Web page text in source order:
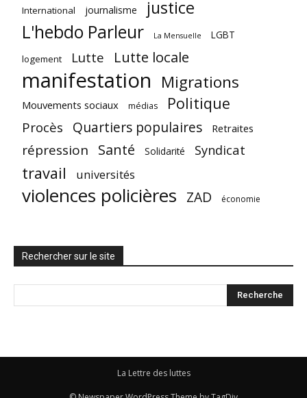
International journalisme justice
L'hebdo Parleur La Mensuelle
LGBT
logement
Lutte Lutte locale
manifestation Migrations
Mouvements sociaux médias Politique
Procès Quartiers populaires Retraites
répression Santé Solidarité Syndicat
travail universités
violences policières ZAD économie
Rechercher sur le site
La Lettre des luttes